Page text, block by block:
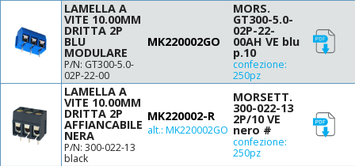
LAMELLA A
VITE 10.00MM
DRITTA 2P
BLU
MODULARE
P/N: GT300-5.0-
02P-22-00
MK220002GO
MORS.
GT300-5.0-
02P-22-
00AH VE blu
p.10
confezione:
250pz
LAMELLA A
VITE 10.00MM
DRITTA 2P
AFFIANCABILE
NERA
P/N: 300-022-13
black
MK220002-R
alt.: MK220002GO
MORSETT.
300-022-13
2P/10 VE
nero #
confezione:
250pz